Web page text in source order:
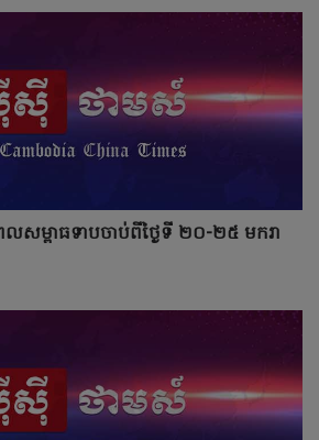
សម្ពាធទាបចាប់ពីថ្ងៃទី ២០-២៥ មករា